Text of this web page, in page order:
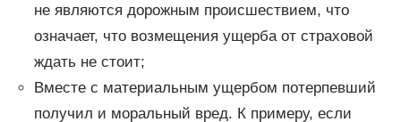
не являются дорожным происшествием, что
означает, что возмещения ущерба от страховой
ждать не стоит;
Вместе с материальным ущербом потерпевший
получил и моральный вред. К примеру, если